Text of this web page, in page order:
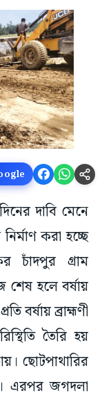
দাবি মেনে
করা হচ্ছে
চাঁদপুর গ্রাম
শেষ হলে বর্ষায়
ব্রাহ্মণী
তৈরি হয়
ছোটপাথারির
এরপর জগদলা